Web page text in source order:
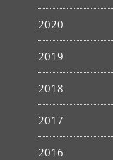
2020
2019
2018
2017
2016